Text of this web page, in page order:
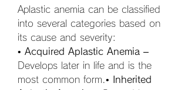
Aplastic anemia can be classified
into several categories based on
its cause and severity:
• Acquired Aplastic Anemia –
Develops later in life and is the
most common form.•
Inherited